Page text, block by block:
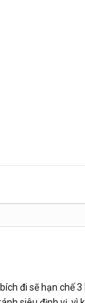
đi sẽ hạn chế